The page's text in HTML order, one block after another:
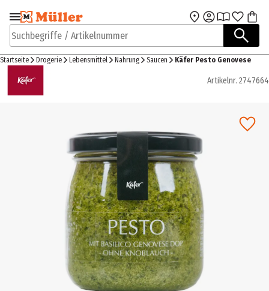
Zur Navigation
springen
Zum Hauptinhalt
Suchbegriffe / Artikelnummer
Startseite Drogerie Lebensmittel Nahrung Saucen Käfer Pesto Genovese
Artikelnr. 2747664